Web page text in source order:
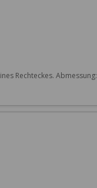
Rechteckes. Abmessung: